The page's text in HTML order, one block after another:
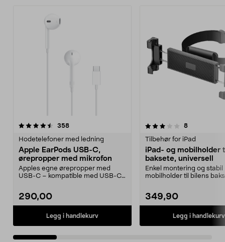
358anmeldelser
Hodetelefoner med ledning
Apple EarPods USB-C,
ørepropper med mikrofon
Apples egne ørepropper med
USB-C – kompatible med USB-C-
290,00
Legg i handlekurv
3.5 av 5 stjerner 8anmeldelser
Tilbehør for iPad
iPad- og mobilholder
baksete, universell
Enkel montering og stabil
mobilholder til bilens
349,90
Legg i handlekurv
4.5 av 5 stjerner